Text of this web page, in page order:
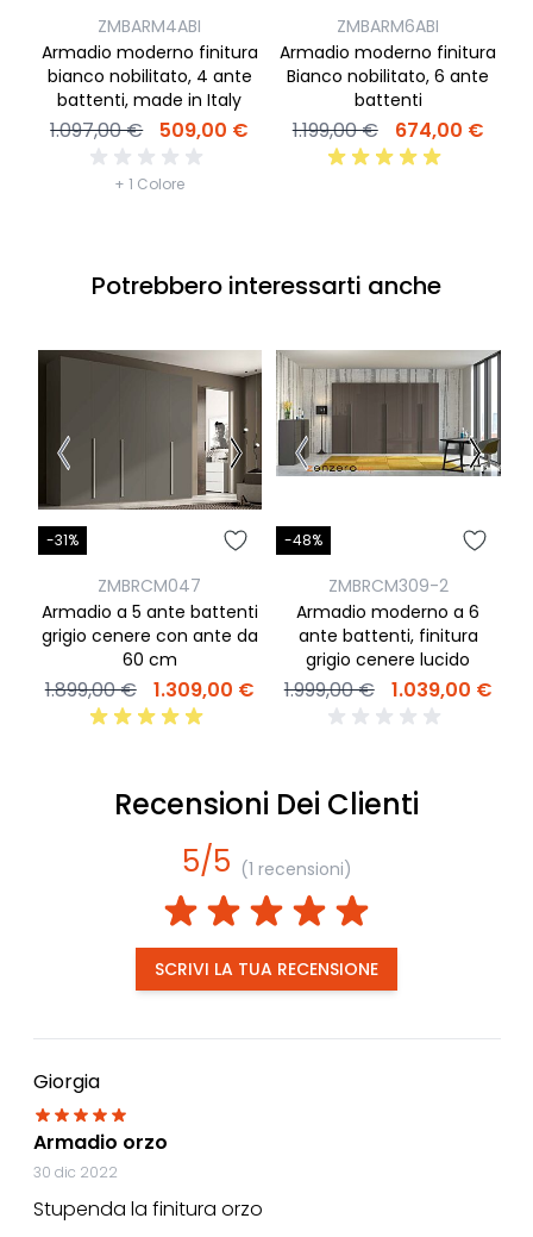
ZMBARM4ABI
Armadio moderno finitura
bianco nobilitato, 4 ante
battenti, made in Italy
1.097,00 € 509,00 €
+ 1 Colore
ZMBARM6ABI
Armadio moderno finitura
Bianco nobilitato, 6 ante
battenti
1.199,00 € 674,00 €
Potrebbero interessarti anche
-31%
ZMBRCM047
Armadio a 5 ante battenti
grigio cenere con ante da
60 cm
1.899,00 € 1.309,00 €
-48%
ZMBRCM309-2
Armadio moderno a 6
ante battenti, finitura
grigio cenere lucido
1.999,00 € 1.039,00 €
Recensioni Dei Clienti
5/5 (1 recensioni)
SCRIVI LA TUA RECENSIONE
Giorgia
Armadio orzo
30 dic 2022
Stupenda la finitura orzo